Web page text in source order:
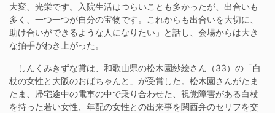
大変、光栄です。入院生活はつらいことも多かったが、出合いも
多く、一つ一つが自分の宝物です。これからも出合いを大切に、
助け合いができるような人になりたい」と話し、会場からは大き
な拍手がわき上がった。
しんくみきずな賞は、和歌山県の松木園紗絵さん（33）の「白
杖の女性と大阪のおばちゃんと」が受賞した。松木園さんがたま
たま、帰宅途中の電車の中で乗り合わせた、視覚障害がある白杖
を持った若い女性、年配の女性との出来事を関西弁のセリフを交